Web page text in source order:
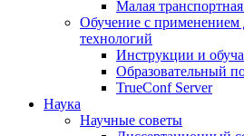
Малая
Обучение с
технологий
Инструкции и
Образовательный
TrueConf Server
Наука
Научные советы